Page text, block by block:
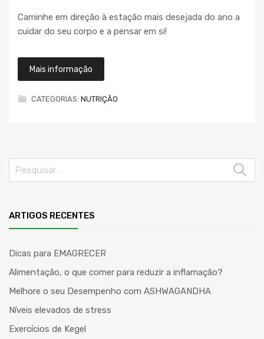
Caminhe em direção à estação mais desejada do ano a
cuidar do seu corpo e a pensar em si!
Mais informação
CATEGORIAS: NUTRIÇÃO
ARTIGOS RECENTES
Dicas para EMAGRECER
Alimentação, o que comer para reduzir a inflamação?
Melhore o seu Desempenho com ASHWAGANDHA
Níveis elevados de stress
Exercícios de Kegel